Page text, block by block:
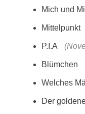
Mich und
Mittelpunkt
P.I.A
Blümchen
Welches
Der